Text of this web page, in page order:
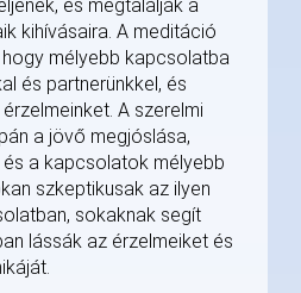
és megtalálják a
kihívásaira. A meditáció
mélyebb kapcsolatba
és partnerünkkel, és
A szerelmi
a jövő megjóslása,
a kapcsolatok mélyebb
szkeptikusak az ilyen
sokaknak segít
lássák az érzelmeiket és